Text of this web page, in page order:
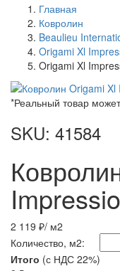
Главная
Ковролин
Beaulieu
Origami Xl
Origami Xl
*Реальный товар
SKU: 41584
2 119 ₽/ м2
Количество, м2:
Итого (с НДС 22%)